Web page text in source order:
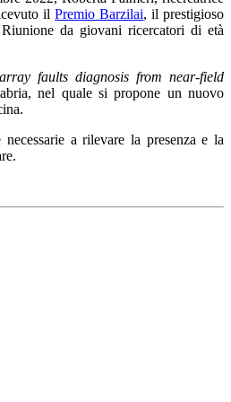
ilPremio Barzilai, il prestigioso
da giovani ricercatori di età
faults diagnosis from near-field
nel quale si propone un nuovo
a rilevare la presenza e la